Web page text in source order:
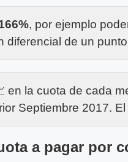
, por ejemplo
diferencial de un
en la cuota de cada
Septiembre 2017.
a pagar por